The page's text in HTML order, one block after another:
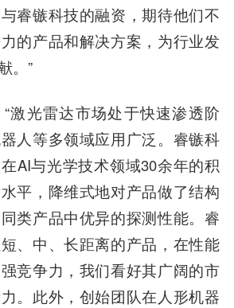
睿镞科技的融资，期待他们不
的产品和解决方案，为行业发
。”
激光雷达市场处于快速渗透阶
人等多领域应用广泛。睿镞科
AI与光学技术领域30余年的积
平，降维式地对产品做了结构
类产品中优异的探测性能。睿
、中、长距离的产品，在性能
竞争力，我们看好其广阔的市
。此外，创始团队在人形机器